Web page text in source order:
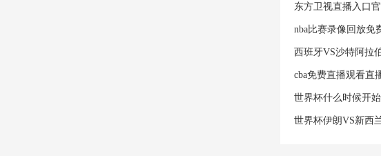
东方卫视直播入口官
nba比赛录像回放免
西班牙VS沙特阿拉
cba免费直播观看直
世界杯什么时候开
世界杯伊朗VS新西